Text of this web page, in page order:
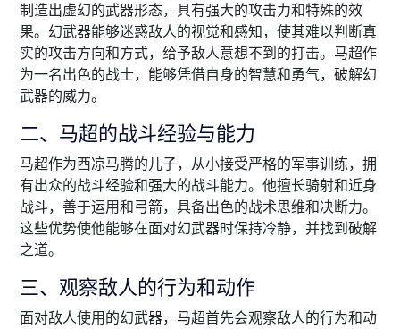
制造出虚幻的武器形态，具有强大的攻击力和特殊的效
果。幻武器能够迷惑敌人的视觉和感知，使其难以判断真
实的攻击方向和方式，给予敌人意想不到的打击。马超作
为一名出色的战士，能够凭借自身的智慧和勇气，破解幻
武器的威力。
二、马超的战斗经验与能力
马超作为西凉马腾的儿子，从小接受严格的军事训练，拥
有出众的战斗经验和强大的战斗能力。他擅长骑射和近身
战斗，善于运用和弓箭，具备出色的战术思维和决断力。
这些优势使他能够在面对幻武器时保持冷静，并找到破解
之道。
三、观察敌人的行为和动作
面对敌人使用的幻武器，马超首先会观察敌人的行为和动